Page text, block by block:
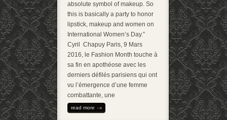
absolute symbol of makeup. So
this is basically a party to honor
lipstick, makeup and women on
International Women’s Day.”
Cyril Chapuy Paris, 9 Mars
2016, le Fashion Month touche à
sa fin en apothéose avec les
derniers défilés parisiens qui ont
vu l’émergence d’une femme
combattante, une
read more